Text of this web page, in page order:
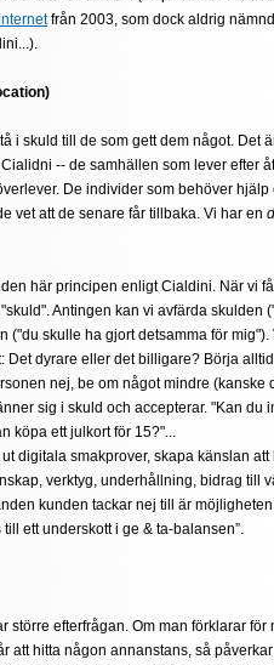
från 2003, som dock aldrig
i skuld till de som gett dem något. Det
-- de samhällen som lever efter
De individer som behöver hjälp
vet att de senare får tillbaka. Vi har en
här principen enligt Cialdini. När vi
Antingen kan vi avfärda skulden
("du skulle ha gjort detsamma för mig").
Det dyrare eller det billigare? Börja
nej, be om något mindre (kanske
sig i skuld och accepterar. "Kan du
köpa ett julkort för 15?"...
ut digitala smakprover, skapa känslan att
verktyg, underhållning, bidrag till
kunden tackar nej till är möjligheten
ett underskott i ge & ta-balansen”.
större efterfrågan. Om man förklarar för
att hitta någon annanstans, så